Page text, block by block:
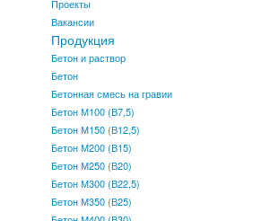
Проекты
Вакансии
Продукция
Бетон и раствор
Бетон
Бетонная смесь на гравии
Бетон М100 (В7,5)
Бетон М150 (В12,5)
Бетон М200 (В15)
Бетон М250 (В20)
Бетон М300 (В22,5)
Бетон М350 (В25)